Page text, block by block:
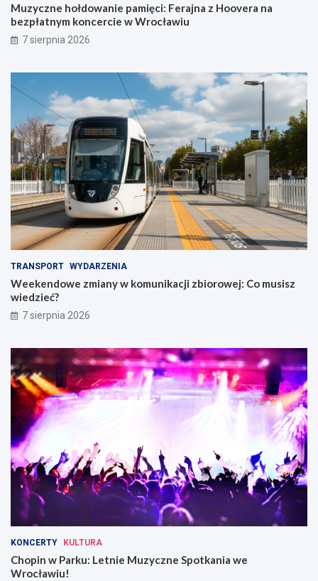
Muzyczne hołdowanie pamięci: Ferajna z Hoovera na
bezpłatnym koncercie w Wrocławiu
7 sierpnia 2026
TRANSPORT WYDARZENIA
Weekendowe zmiany w komunikacji zbiorowej: Co musisz
wiedzieć?
7 sierpnia 2026
KONCERTY KULTURA
Chopin w Parku: Letnie Muzyczne Spotkania we
Wrocławiu!